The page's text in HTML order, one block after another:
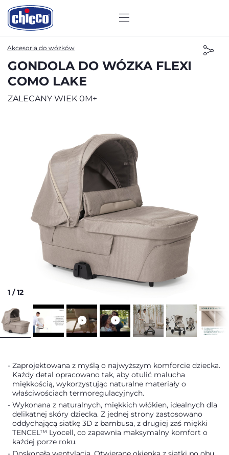
Akcesoria do wózków
GONDOLA DO WÓZKA FLEXI
COMO LAKE
ZALECANY WIEK 0M+
1 /12
Zaprojektowana z myślą o najwyższym komforcie dziecka.
Każdy detal opracowano tak, aby otulić malucha
miękkością, wykorzystując naturalne materiały o
właściwościach termoregulacyjnych.
Wykonana z naturalnych, miękkich włókien, idealnych dla
delikatnej skóry dziecka. Z jednej strony zastosowano
oddychającą siatkę 3D z bambusa, z drugiej zaś miękki
TENCEL™ Lyocell, co zapewnia maksymalny komfort o
każdej porze roku.